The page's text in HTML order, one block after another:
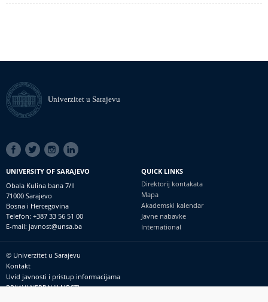
Univerzitet u Sarajevu
SOCIAL
LINKS
UNIVERSITY OF SARAJEVO
Obala Kulina bana 7/II
71000 Sarajevo
Bosna i Hercegovina
Telefon: +387 33 56 51 00
E-mail: javnost@unsa.ba
QUICK LINKS
Direktorij kontakata
Mapa
Akademski kalendar
Javne nabavke
International
Footer
meni
© Univerzitet u Sarajevu
Kontakt
Uvid javnosti i pristup informacijama
PRIJAVI NEPRAVILNOSTI